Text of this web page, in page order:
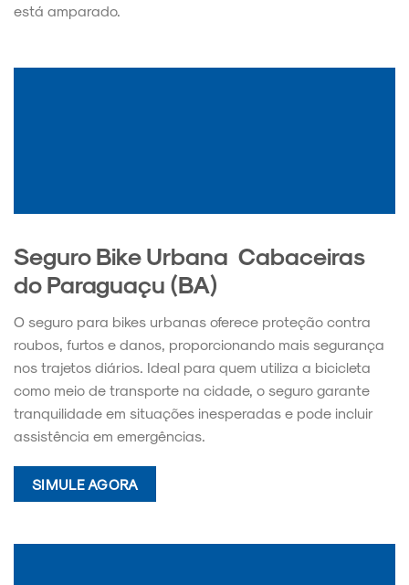
está amparado.
Seguro Bike Urbana Cabaceiras
do Paraguaçu (BA)
O seguro para bikes urbanas oferece proteção contra
roubos, furtos e danos, proporcionando mais segurança
nos trajetos diários. Ideal para quem utiliza a bicicleta
como meio de transporte na cidade, o seguro garante
tranquilidade em situações inesperadas e pode incluir
assistência em emergências.
SIMULE AGORA